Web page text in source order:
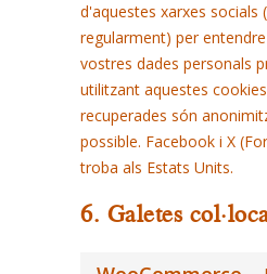
d'aquestes xarxes socials
regularment) per
vostres dades personals
utilitzant aquestes
recuperades són
possible. Facebook i X
troba als Estats Units.
6. Galetes